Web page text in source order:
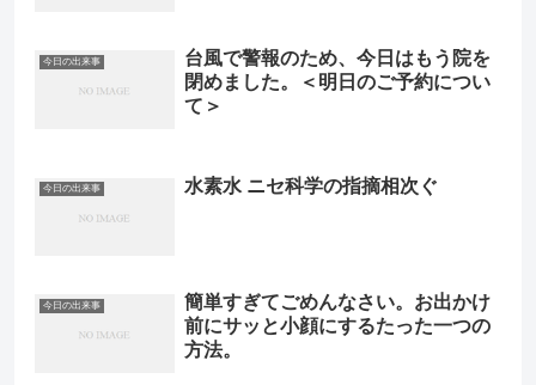
今日の出来事
台風で警報のため、今日はもう院を
閉めました。＜明日のご予約につい
て＞
今日の出来事 水素水 ニセ科学の指摘相次ぐ
今日の出来事
簡単すぎてごめんなさい。お出かけ
前にサッと小顔にするたった一つの
方法。